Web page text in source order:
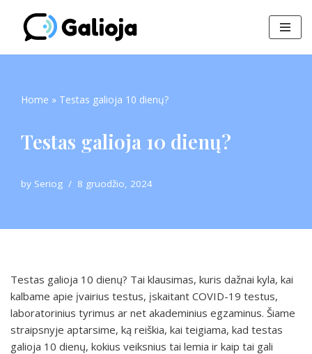
Skip
to
Home » Testas galioja 10 dienų?
Testas galioja 10 dienų?
by Seriog 8 gruodžio, 2024
Testas galioja 10 dienų? Tai klausimas, kuris dažnai kyla, kai
kalbame apie įvairius testus, įskaitant COVID-19 testus,
laboratorinius tyrimus ar net akademinius egzaminus. Šiame
straipsnyje aptarsime, ką reiškia, kai teigiama, kad testas
galioja 10 dienų, kokius veiksnius tai lemia ir kaip tai gali